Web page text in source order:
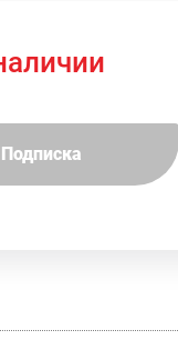
Подписка